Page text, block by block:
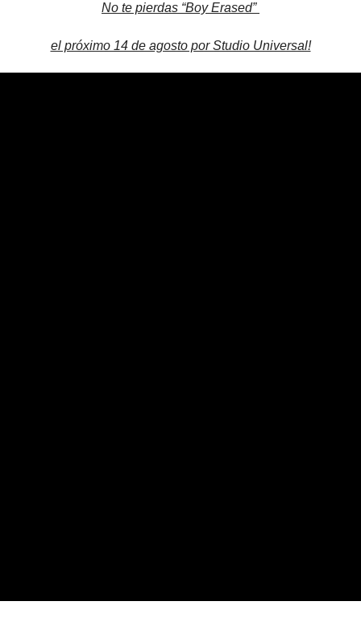
No te pierdas “Boy Erased”
el próximo 14 de agosto por Studio Universal!